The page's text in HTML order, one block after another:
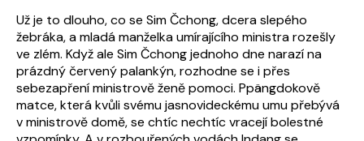
Už je to dlouho, co se Sim Čchong, dcera slepého
žebráka, a mladá manželka umírajícího ministra rozešly
ve zlém. Když ale Sim Čchong jednoho dne narazí na
prázdný červený palankýn, rozhodne se i přes
sebezapření ministrově ženě pomoci. Ppängdokově
matce, která kvůli svému jasnovideckému umu přebývá
v ministrově domě, se chtíc nechtíc vracejí bolestné